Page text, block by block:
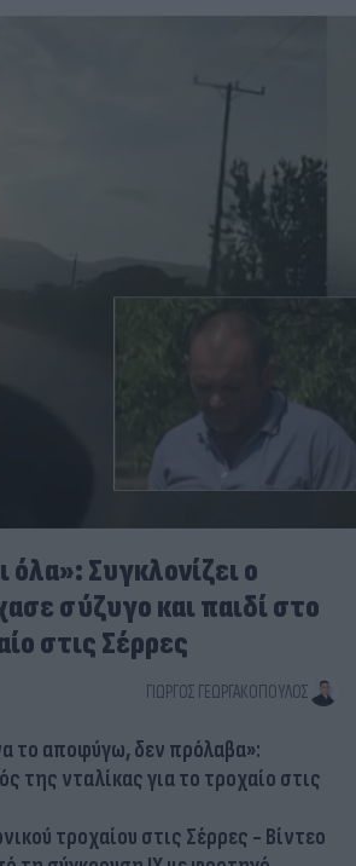
Συγκλονίζει ο
σύζυγο και παιδί στο
στις Σέρρες
ΓΙΏΡΓΟΣ ΓΕΩΡΓΑΚΌΠΟΥΛΟΣ
το αποφύγω, δεν πρόλαβα»:
της νταλίκας για το τροχαίο στις
τροχαίου στις Σέρρες - Βίντεο